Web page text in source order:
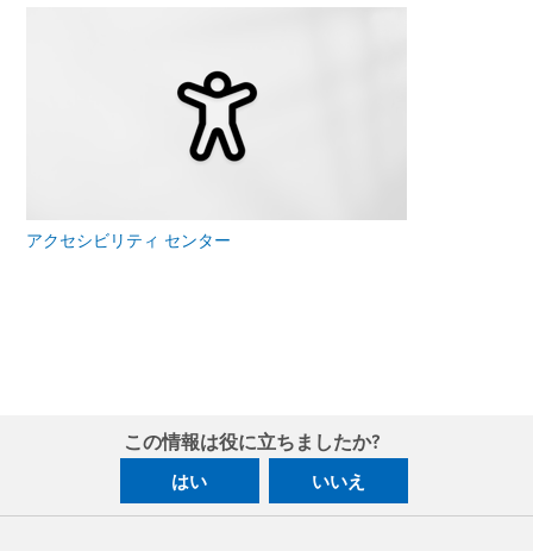
アクセシビリティ センター
この情報は役に立ちましたか?
はい いいえ